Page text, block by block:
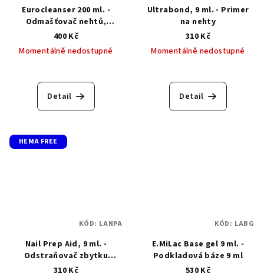
Eurocleanser 200 ml. -
Odmašťovač nehtů,
odstraňovač výpotku
400 Kč
Momentálně nedostupné
hodnocení
produktu
5
Detail
Ultrabond, 9 ml. - Primer
na nehty
310 Kč
Momentálně nedostupné
Detail
HEMA FREE
Nail Prep Aid, 9 ml. -
Odstraňovač zbytku
vlhkosti
310 Kč
KÓD: LANPA
E.MiLac Base gel 9 ml. -
Podkladová báze 9 ml
530 Kč
KÓD: LABG